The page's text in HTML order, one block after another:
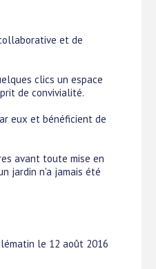
et de
clics un espace
de convivialité.
eux et bénéficient de
avant toute mise en
jardin n'a jamais été
le 12 août 2016